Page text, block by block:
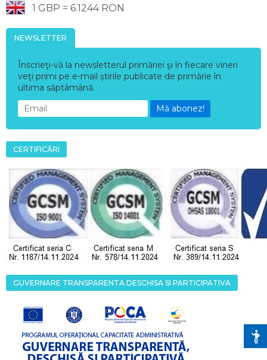
1 GBP = 6.1244 RON
NEWSLETTER
Înscrieţi-vă la newsletterul primăriei şi în fiecare vineri
veţi primi pe e-mail știrile publicate de primărie în
ultima săptâmână.
Mă abonez!
CERTIFICĂRI
GUVERNARE TRANSPARENTA DESCHISA SI PARTICIPATIVA